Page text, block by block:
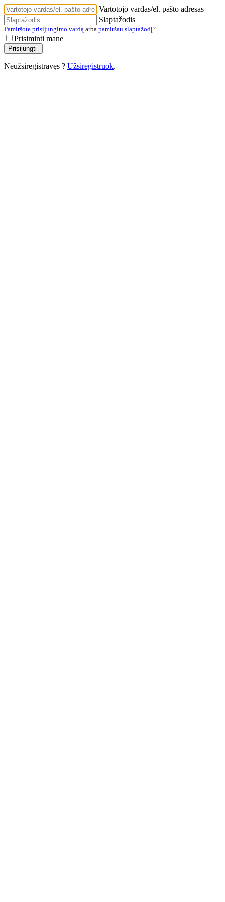
Vartotojo vardas/el. pašto adresas
Slaptažodis
Pamiršote prisijungimo vardą arba pamiršau slaptažodį?
Prisiminti mane
Neužsiregistravęs ? Užsiregistruok.